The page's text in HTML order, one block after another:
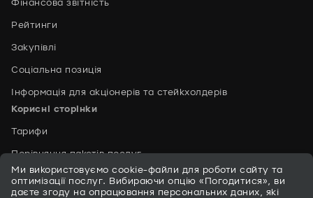
Ми використовуємо cookie-файли для роботи сайту та
оптимізації послуг. Вибираючи опцію «Погодитися», ви
даєте згоду на опрацювання персональних даних, які
Фінансова звітність
Рейтинги
Закупівлі
Соціальна позиція
Інформація для акціонерів та стейкхолдерів
Корисні сторінки
Тарифи
Порівняння пакетів послуг
Сейфові скриньки